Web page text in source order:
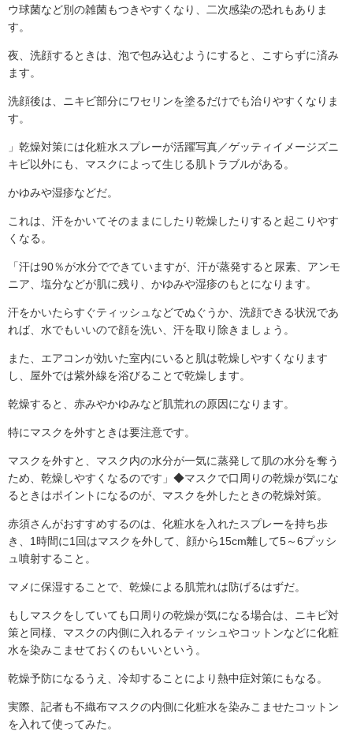
ウ球菌など別の雑菌もつきやすくなり、二次感染の恐れもありま
す。
夜、洗顔するときは、泡で包み込むようにすると、こすらずに済み
ます。
洗顔後は、ニキビ部分にワセリンを塗るだけでも治りやすくなりま
す。
」乾燥対策には化粧水スプレーが活躍写真／ゲッティイメージズニ
キビ以外にも、マスクによって生じる肌トラブルがある。
かゆみや湿疹などだ。
これは、汗をかいてそのままにしたり乾燥したりすると起こりやす
くなる。
「汗は90％が水分でできていますが、汗が蒸発すると尿素、アンモ
ニア、塩分などが肌に残り、かゆみや湿疹のもとになります。
汗をかいたらすぐティッシュなどでぬぐうか、洗顔できる状況であ
れば、水でもいいので顔を洗い、汗を取り除きましょう。
また、エアコンが効いた室内にいると肌は乾燥しやすくなります
し、屋外では紫外線を浴びることで乾燥します。
乾燥すると、赤みやかゆみなど肌荒れの原因になります。
特にマスクを外すときは要注意です。
マスクを外すと、マスク内の水分が一気に蒸発して肌の水分を奪う
ため、乾燥しやすくなるのです」◆マスクで口周りの乾燥が気にな
るときはポイントになるのが、マスクを外したときの乾燥対策。
赤須さんがおすすめするのは、化粧水を入れたスプレーを持ち歩
き、1時間に1回はマスクを外して、顔から15cm離して5～6プッシ
ュ噴射すること。
マメに保湿することで、乾燥による肌荒れは防げるはずだ。
もしマスクをしていても口周りの乾燥が気になる場合は、ニキビ対
策と同様、マスクの内側に入れるティッシュやコットンなどに化粧
水を染みこませておくのもいいという。
乾燥予防になるうえ、冷却することにより熱中症対策にもなる。
実際、記者も不織布マスクの内側に化粧水を染みこませたコットン
を入れて使ってみた。